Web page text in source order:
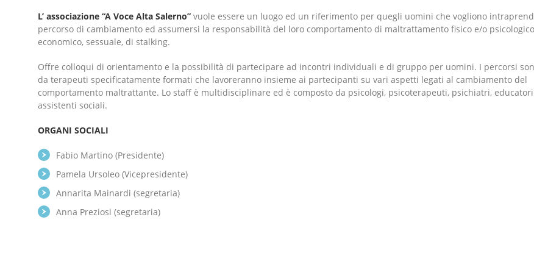
L’ associazione “A Voce Alta Salerno” vuole essere un luogo ed un riferimento per quegli uomini che vogliono
percorso di cambiamento ed assumersi la responsabilità del loro comportamento di maltrattamento fisico e/o
economico, sessuale, di stalking.
Offre colloqui di orientamento e la possibilità di partecipare ad incontri individuali e di gruppo per uomini. I percorsi
da terapeuti specificatamente formati che lavoreranno insieme ai partecipanti su vari aspetti legati al cambiamento del
comportamento maltrattante. Lo staff è multidisciplinare ed è composto da psicologi, psicoterapeuti, psichiatri,
assistenti sociali.
ORGANI SOCIALI
Fabio Martino (Presidente)
Pamela Ursoleo (Vicepresidente)
Annarita Mainardi (segretaria)
Anna Preziosi (segretaria)